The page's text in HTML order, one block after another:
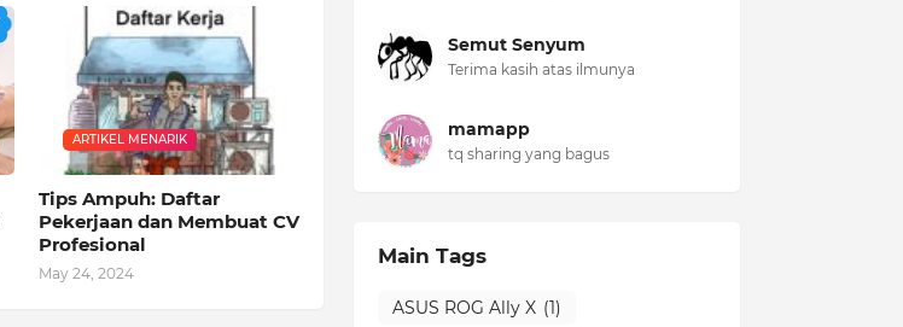
ARTIKEL MENARIK
Tips Ampuh: Daftar
Pekerjaan dan Membuat CV
Profesional
May 24, 2024
Semut Senyum
Terima kasih atas ilmunya
mamapp
tq sharing yang bagus
Main Tags
ASUS ROG Ally X (1)